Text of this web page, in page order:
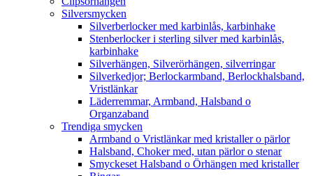
Silversmycken
Silverberlocker med karbinlås, karbinhake
Stenberlocker i sterling silver med karbinlås,
karbinhake
Silverhängen, Silverörhängen, silverringar
Silverkedjor; Berlockarmband, Berlockhalsband,
Vristlänkar
Läderremmar, Armband, Halsband o
Organzaband
Trendiga smycken
Armband o Vristlänkar med kristaller o pärlor
Halsband, Choker med, utan pärlor o stenar
Smyckeset Halsband o Örhängen med kristaller